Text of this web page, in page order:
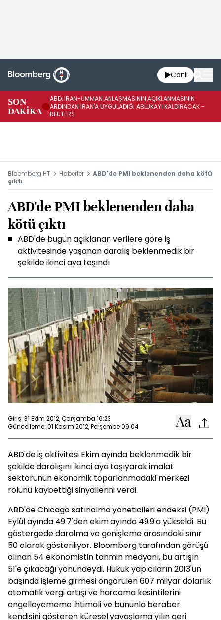
Canlı
SON
DAKİKA
ABD, İRAN-UMMAN ANLAŞMASININ AÇIKLANMASININ
ARDINDAN İRAN'A UYGULADIĞI ABLUKAYI KALDIRACAK -
REUTERS
Bloomberg HT Haberler
ABD'de PMI beklenenden daha kötü
çıktı
ABD'de PMI beklenenden daha
kötü çıktı
ABD'de bugün açıklanan verilere göre iş
aktivitesinde yaşanan daralış beklenmedik bir
şekilde ikinci aya taşındı
Giriş: 31 Ekim 2012, Çarşamba 16:23
Güncelleme: 01 Kasım 2012, Perşembe 09:04
ABD'de iş aktivitesi Ekim ayında beklenmedik bir
şekilde daralışını ikinci aya taşıyarak imalat
sektörünün ekonomik toparlanmadaki merkezi
rolünü kaybettiği sinyallerini verdi.
ABD'de Chicago satınalma yöneticileri endeksi (PMI)
Eylül ayında 49.7'den ekim ayında 49.9'a yükseldi. Bu
göstergede daralma ve genişleme arasındaki sınır
50 olarak gösteriliyor. Bloomberg tarafından görüşü
alınan 54 ekonomistin tahmin medyanı, bu artışın
51'e çıkacağı yönündeydi. Hukuk yapıcıların 2013'ün
başında işleme girmesi öngörülen 607 milyar dolarlık
otomatik vergi artışı ve harcama kesintilerini
engelleyememe ihtimali ve bununla beraber
kendisini gösteren küresel yavaşlama yılın geri